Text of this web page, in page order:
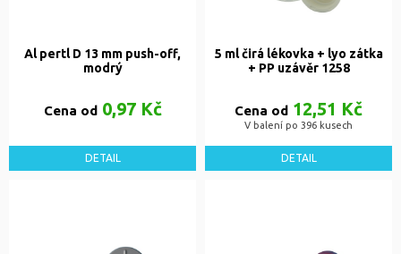
Al pertl D 13 mm push-off,
modrý
Cena od0,97 Kč
DETAIL
5 ml čirá lékovka + lyo zátka
+ PP uzávěr 1258
Cena od 12,51 Kč
V balení po 396 kusech
DETAIL